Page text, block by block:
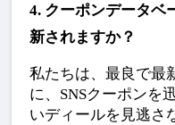
4. クーポンデータベ
新されますか？
私たちは、最良で最
に、SNSクーポンを
いディールを見逃さ